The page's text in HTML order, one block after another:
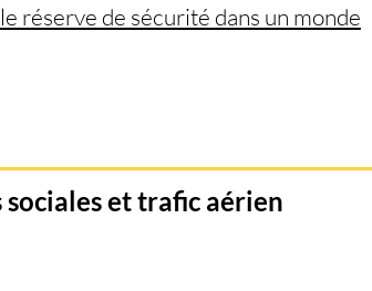
réserve de sécurité dans un monde
et trafic aérien